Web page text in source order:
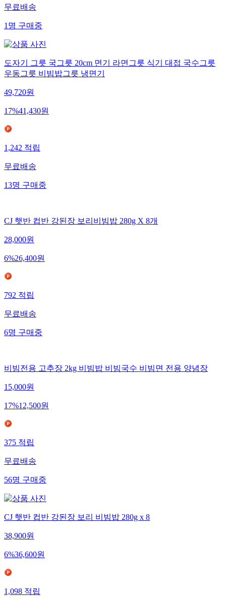
무료배송
1명구매중
도자기 그릇 국그릇 20cm 면기 라면그릇 식기 대접 국수그릇
우동그릇 비빔밥그릇 냉면기
49,720원
17%41,430원
1,242적립
무료배송
13명구매중
CJ 햇반 컵반 강된장 보리비빔밥 280g X 8개
28,000원
6%26,400원
792적립
무료배송
6명구매중
비빔전용 고추장 2kg 비빔밥 비빔국수 비빔면 전용 양념장
15,000원
17%12,500원
375적립
무료배송
56명구매중
CJ 햇반 컵반 강된장 보리 비빔밥 280g x 8
38,900원
6%36,600원